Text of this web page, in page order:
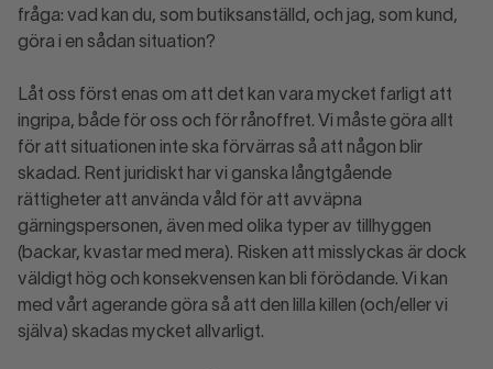
fråga: vad kan du, som butiksanställd, och jag, som kund,
göra i en sådan situation?
Låt oss först enas om att det kan vara mycket farligt att
ingripa, både för oss och för rånoffret. Vi måste göra allt
för att situationen inte ska förvärras så att någon blir
skadad. Rent juridiskt har vi ganska långtgående
rättigheter att använda våld för att avväpna
gärningspersonen, även med olika typer av tillhyggen
(backar, kvastar med mera). Risken att misslyckas är dock
väldigt hög och konsekvensen kan bli förödande. Vi kan
med vårt agerande göra så att den lilla killen (och/eller vi
själva) skadas mycket allvarligt.